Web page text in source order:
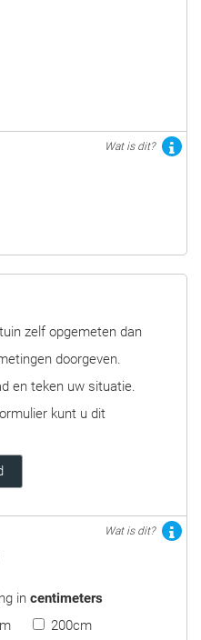
Wat is dit?
zelf opgemeten dan
doorgeven.
en teken uw situatie.
kunt u dit
Wat is dit?
in centimeters
200cm